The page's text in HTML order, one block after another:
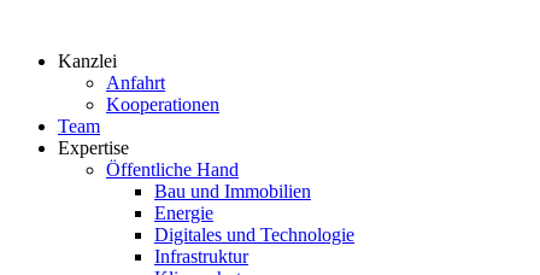
springenKanzlei
Anfahrt
Kooperationen
Team
Expertise
Öffentliche Hand
Bau und Immobilien
Energie
Digitales und Technologie
Infrastruktur